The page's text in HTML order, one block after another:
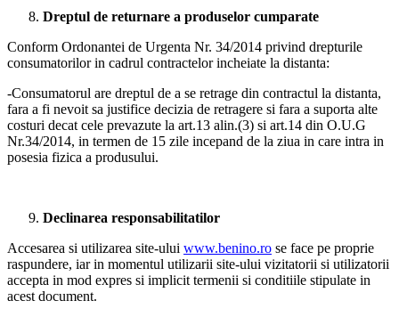
Dreptul de returnare a produselor cumparate
Conform Ordonantei de Urgenta Nr. 34/2014 privind drepturile
consumatorilor in cadrul contractelor incheiate la distanta:
-Consumatorul are dreptul de a se retrage din contractul la distanta,
fara a fi nevoit sa justifice decizia de retragere si fara a suporta alte
costuri decat cele prevazute la art.13 alin.(3) si art.14 din O.U.G
Nr.34/2014, in termen de 15 zile incepand de la ziua in care intra in
posesia fizica a produsului.
Declinarea responsabilitatilor
Accesarea si utilizarea site-ului www.benino.ro se face pe proprie
raspundere, iar in momentul utilizarii site-ului vizitatorii si utilizatorii
accepta in mod expres si implicit termenii si conditiile stipulate in
acest document.